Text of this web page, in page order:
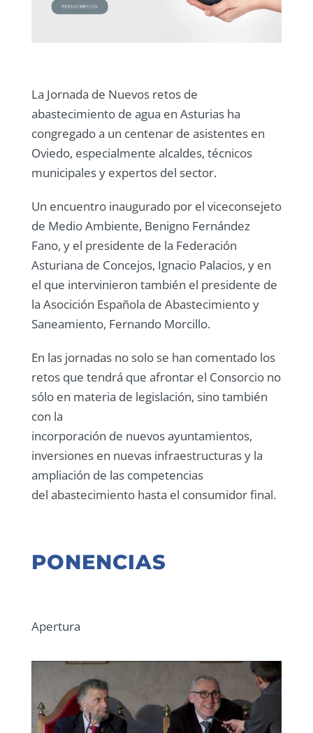
La Jornada de Nuevos retos de
abastecimiento de agua en Asturias ha
congregado a un centenar de asistentes en
Oviedo, especialmente alcaldes, técnicos
municipales y expertos del sector.
Un encuentro inaugurado por el viceconsejeto
de Medio Ambiente, Benigno Fernández
Fano, y el presidente de la Federación
Asturiana de Concejos, Ignacio Palacios, y en
el que intervinieron también el presidente de
la Asocición Española de Abastecimiento y
Saneamiento, Fernando Morcillo.
En las jornadas no solo se han comentado los
retos que tendrá que afrontar el Consorcio no
sólo en materia de legislación, sino también
con la
incorporación de nuevos ayuntamientos,
inversiones en nuevas infraestructuras y la
ampliación de las competencias
del abastecimiento hasta el consumidor final.
PONENCIAS
Apertura